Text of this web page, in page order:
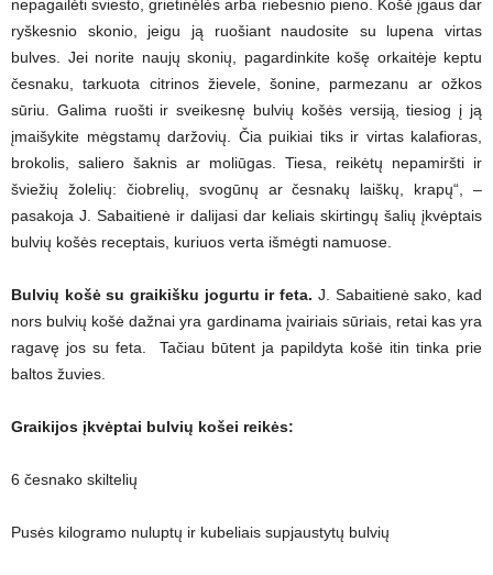
nepagailėti sviesto, grietinėlės arba riebesnio pieno. Košė įgaus dar
ryškesnio skonio, jeigu ją ruošiant naudosite su lupena virtas
bulves. Jei norite naujų skonių, pagardinkite košę orkaitėje keptu
česnaku, tarkuota citrinos žievele, šonine, parmezanu ar ožkos
sūriu. Galima ruošti ir sveikesnę bulvių košės versiją, tiesiog į ją
įmaišykite mėgstamų daržovių. Čia puikiai tiks ir virtas kalafioras,
brokolis, saliero šaknis ar moliūgas. Tiesa, reikėtų nepamiršti ir
šviežių žolelių: čiobrelių, svogūnų ar česnakų laiškų, krapų“, –
pasakoja J. Sabaitienė ir dalijasi dar keliais skirtingų šalių įkvėptais
bulvių košės receptais, kuriuos verta išmėgti namuose.
Bulvių košė su graikišku jogurtu ir feta. J. Sabaitienė sako, kad
nors bulvių košė dažnai yra gardinama įvairiais sūriais, retai kas yra
ragavę jos su feta. Tačiau būtent ja papildyta košė itin tinka prie
baltos žuvies.
Graikijos įkvėptai bulvių košei reikės:
6 česnako skiltelių
Pusės kilogramo nuluptų ir kubeliais supjaustytų bulvių